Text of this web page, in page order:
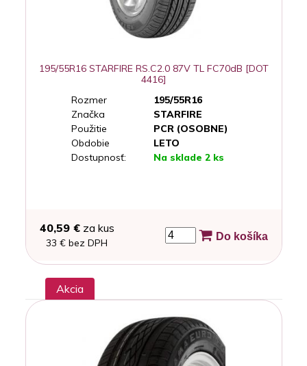
195/55R16 STARFIRE RS.C2.0 87V TL FC70dB [DOT
4416]
Rozmer
195/55R16
Značka
STARFIRE
Použitie
PCR (OSOBNE)
Obdobie
LETO
Dostupnosť:
Na sklade 2 ks
40,59 €za kus
33 € bez DPH
Do košíka
Akcia